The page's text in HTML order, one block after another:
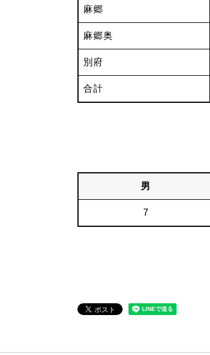
麻郷
麻郷奥
別府
合計
男
7